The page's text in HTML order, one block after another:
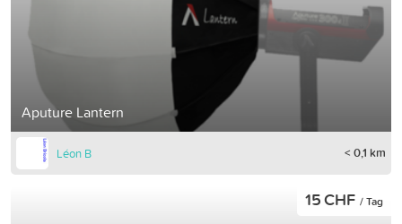
Aputure Lantern
Léon B < 0,1 km
15 CHF / Tag